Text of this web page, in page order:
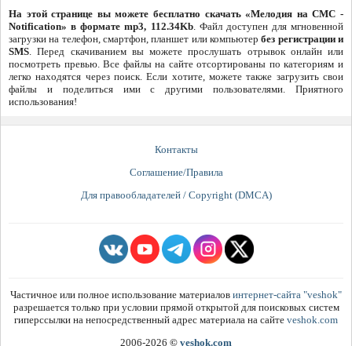
На этой странице вы можете бесплатно скачать «Мелодия на СМС -
Notification» в формате mp3, 112.34Kb. Файл доступен для мгновенной
загрузки на телефон, смартфон, планшет или компьютербез регистрации и
SMS. Перед скачиванием вы можете прослушать отрывок онлайн или
посмотреть превью. Все файлы на сайте отсортированы по категориям и
легко находятся через поиск. Если хотите, можете также загрузить свои
файлы и поделиться ими с другими пользователями. Приятного
использования!
Контакты
Соглашение/Правила
Для правообладателей / Copyright (DMCA)
Частичное или полное использование материалов интернет-сайта "veshok"
разрешается только при условии прямой открытой для поисковых систем
гиперссылки на непосредственный адрес материала на сайте veshok.com
2006-2026 © veshok.com